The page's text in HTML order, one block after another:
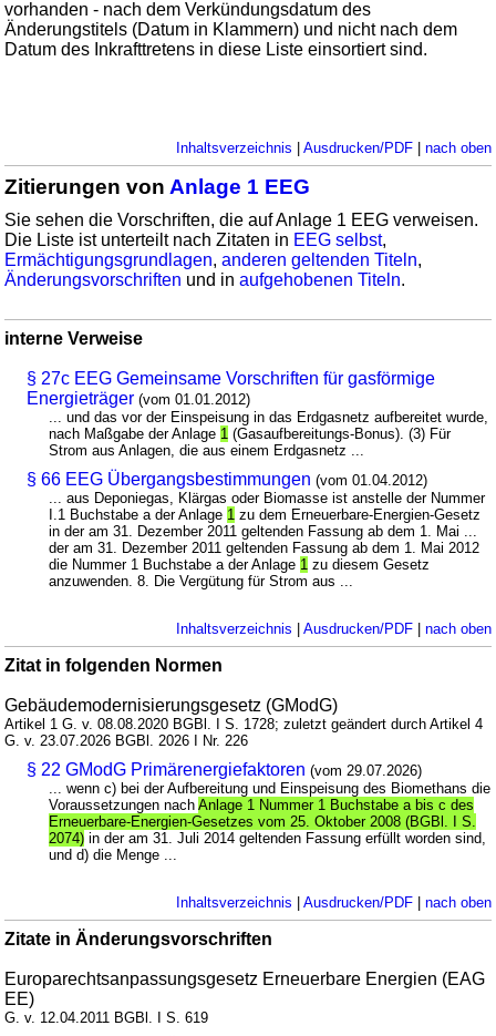
vorhanden - nach dem Verkündungsdatum des
Änderungstitels (Datum in Klammern) und nicht nach dem
Datum des Inkrafttretens in diese Liste einsortiert sind.
Inhaltsverzeichnis Ausdrucken/PDF| nach oben
Zitierungen von Anlage 1 EEG
Sie sehen die Vorschriften, die auf Anlage 1 EEG verweisen.
Die Liste ist unterteilt nach Zitaten in EEG selbst,
Ermächtigungsgrundlagen,anderen geltenden Titeln,
Änderungsvorschriften und inaufgehobenen Titeln.
interne Verweise
§ 27c EEG Gemeinsame Vorschriften für gasförmige
Energieträger (vom 01.01.2012)
... und das vor der Einspeisung in das Erdgasnetz aufbereitet wurde,
nach Maßgabe der Anlage 1 (Gasaufbereitungs-Bonus). (3) Für
Strom aus Anlagen, die aus einem Erdgasnetz ...
§ 66 EEG Übergangsbestimmungen (vom 01.04.2012)
... aus Deponiegas, Klärgas oder Biomasse ist anstelle der Nummer
I.1 Buchstabe a der Anlage 1 zu dem Erneuerbare-Energien-Gesetz
in der am 31. Dezember 2011 geltenden Fassung ab dem 1. Mai ...
der am 31. Dezember 2011 geltenden Fassung ab dem 1. Mai 2012
die Nummer 1 Buchstabe a der Anlage 1 zu diesem Gesetz
anzuwenden. 8. Die Vergütung für Strom aus ...
Inhaltsverzeichnis Ausdrucken/PDF| nach oben
Zitat in folgenden Normen
Gebäudemodernisierungsgesetz (GModG)
Artikel 1 G. v. 08.08.2020 BGBl. I S. 1728; zuletzt geändert durch Artikel 4
G. v. 23.07.2026 BGBl. 2026 I Nr. 226
§ 22 GModG Primärenergiefaktoren (vom 29.07.2026)
... wenn c) bei der Aufbereitung und Einspeisung des Biomethans die
Voraussetzungen nachAnlage 1 Nummer 1 Buchstabe a bis c des
Erneuerbare-Energien-Gesetzes vom 25. Oktober 2008 (BGBl. I S.
2074) in der am 31. Juli 2014 geltenden Fassung erfüllt worden sind,
und d) die Menge ...
Inhaltsverzeichnis Ausdrucken/PDF| nach oben
Zitate in Änderungsvorschriften
Europarechtsanpassungsgesetz Erneuerbare Energien (EAG
EE)
G. v. 12.04.2011 BGBl. I S. 619